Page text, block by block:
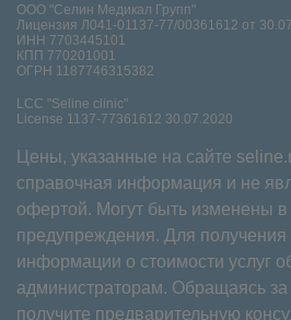
ООО "Селин Медикал Групп"
Лицензия Л041-01137-77/00361612 от
ИНН 7703445101
КПП 770201001
ОГРН 1187746315382
LCC "Seline clinic"
License 1137-77361612 30.07.2020
Цены, указанные на сайте
справочная информация и не
офертой. Могут быть изменены
предупреждения. Для получения
информации о стоимости услуг
администраторам. Обращаясь за
получите предварительную